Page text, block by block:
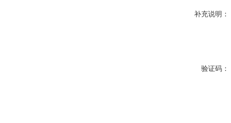
补充说明：
验证码：